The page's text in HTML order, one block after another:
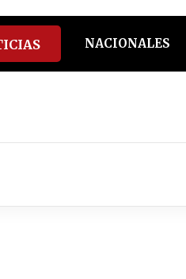
NACIONALES